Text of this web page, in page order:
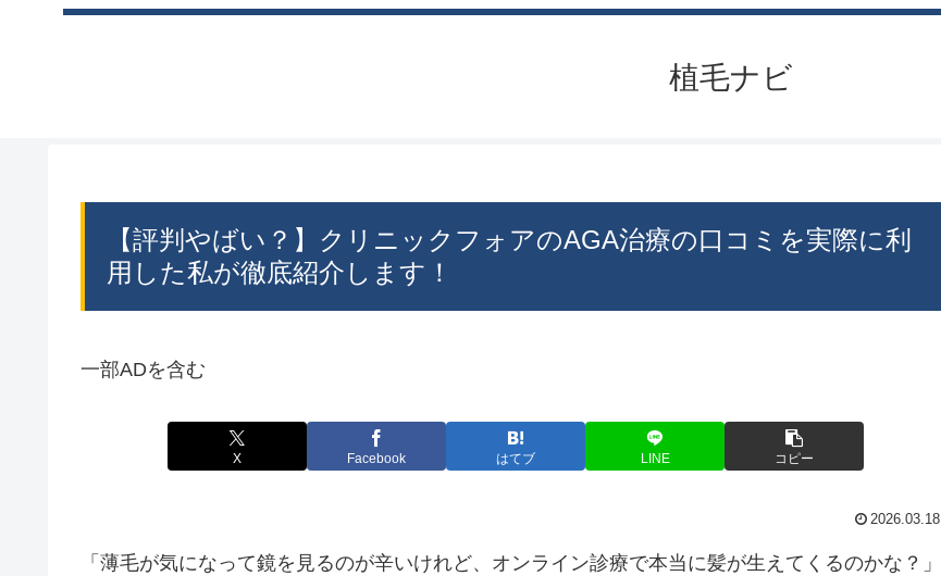
植毛ナビ
【評判やばい？】クリニックフォアのAGA治療の口コミを実際に利
用した私が徹底紹介します！
一部ADを含む
X Facebook はてブ LINE コピー
2026.03.18
「薄毛が気になって鏡を見るのが辛いけれど、オンライン診療で本当に髪が生えてくるのかな？」